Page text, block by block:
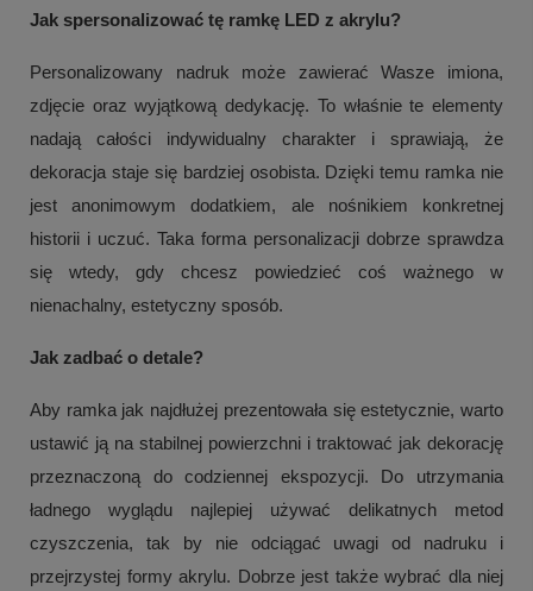
Jak spersonalizować tę ramkę LED z akrylu?
Personalizowany nadruk może zawierać Wasze imiona,
zdjęcie oraz wyjątkową dedykację. To właśnie te elementy
nadają całości indywidualny charakter i sprawiają, że
dekoracja staje się bardziej osobista. Dzięki temu ramka nie
jest anonimowym dodatkiem, ale nośnikiem konkretnej
historii i uczuć. Taka forma personalizacji dobrze sprawdza
się wtedy, gdy chcesz powiedzieć coś ważnego w
nienachalny, estetyczny sposób.
Jak zadbać o detale?
Aby ramka jak najdłużej prezentowała się estetycznie, warto
ustawić ją na stabilnej powierzchni i traktować jak dekorację
przeznaczoną do codziennej ekspozycji. Do utrzymania
ładnego wyglądu najlepiej używać delikatnych metod
czyszczenia, tak by nie odciągać uwagi od nadruku i
przejrzystej formy akrylu. Dobrze jest także wybrać dla niej